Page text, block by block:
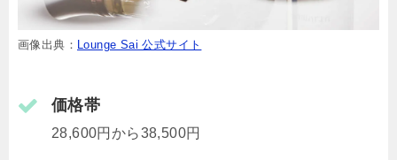
画像出典： Lounge Sai 公式サイト
価格帯
28,600円から38,500円